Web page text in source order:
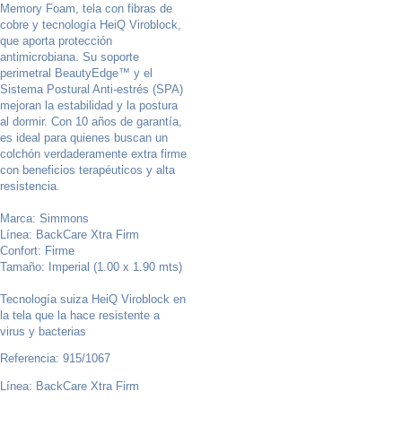
Memory Foam, tela con fibras de
cobre y tecnología HeiQ Viroblock,
que aporta protección
antimicrobiana. Su soporte
perimetral BeautyEdge™ y el
Sistema Postural Anti-estrés (SPA)
mejoran la estabilidad y la postura
al dormir. Con 10 años de garantía,
es ideal para quienes buscan un
colchón verdaderamente extra firme
con beneficios terapéuticos y alta
resistencia.
Marca: Simmons
Línea: BackCare Xtra Firm
Confort: Firme
Tamaño: Imperial (1.00 x 1.90 mts)
Tecnología suiza HeiQ Viroblock en
la tela que la hace resistente a
virus y bacterias
Referencia: 915/1067
Línea: BackCare Xtra Firm